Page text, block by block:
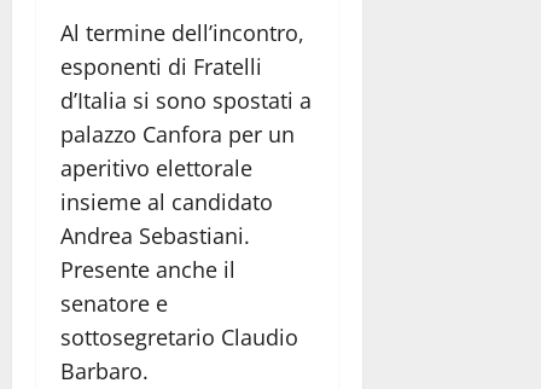
Al termine dell’incontro,
esponenti di Fratelli
d’Italia si sono spostati a
palazzo Canfora per un
aperitivo elettorale
insieme al candidato
Andrea Sebastiani.
Presente anche il
senatore e
sottosegretario Claudio
Barbaro.